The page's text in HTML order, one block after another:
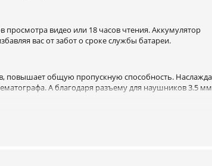
видео или 18 часов чтения. Аккумулятор
вас от забот о сроке службы батареи.
повышает общую пропускную способность.
А благодаря разъему для наушников 3.5